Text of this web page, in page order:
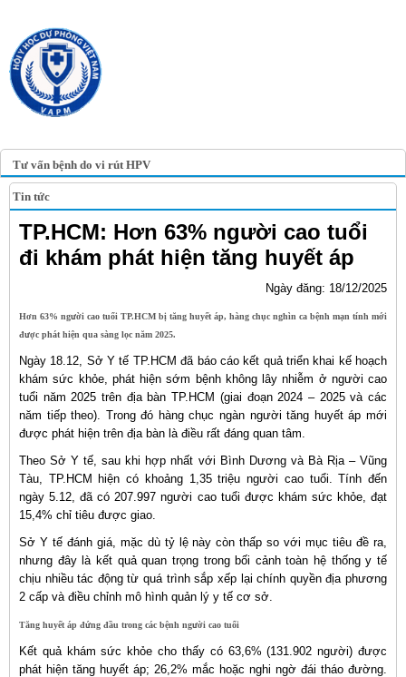
Tư vấn bệnh do vi rút HPV
Tin tức
TP.HCM: Hơn 63% người cao tuổi
đi khám phát hiện tăng huyết áp
Ngày đăng: 18/12/2025
Hơn 63% người cao tuổi TP.HCM bị tăng huyết áp, hàng chục nghìn ca bệnh mạn tính mới
được phát hiện qua sàng lọc năm 2025.
Ngày 18.12, Sở Y tế TP.HCM đã báo cáo kết quả triển khai kế hoạch
khám sức khỏe, phát hiện sớm bệnh không lây nhiễm ở người cao
tuổi năm 2025 trên địa bàn TP.HCM (giai đoạn 2024 – 2025 và các
năm tiếp theo). Trong đó hàng chục ngàn người tăng huyết áp mới
được phát hiện trên địa bàn là điều rất đáng quan tâm.
Theo Sở Y tế, sau khi hợp nhất với Bình Dương và Bà Rịa – Vũng
Tàu, TP.HCM hiện có khoảng 1,35 triệu người cao tuổi. Tính đến
ngày 5.12, đã có 207.997 người cao tuổi được khám sức khỏe, đạt
15,4% chỉ tiêu được giao.
Sở Y tế đánh giá, mặc dù tỷ lệ này còn thấp so với mục tiêu đề ra,
nhưng đây là kết quả quan trọng trong bối cảnh toàn hệ thống y tế
chịu nhiều tác động từ quá trình sắp xếp lại chính quyền địa phương
2 cấp và điều chỉnh mô hình quản lý y tế cơ sở.
Tăng huyết áp đứng đầu trong các bệnh người cao tuổi
Kết quả khám sức khỏe cho thấy có 63,6% (131.902 người) được
phát hiện tăng huyết áp; 26,2% mắc hoặc nghi ngờ đái tháo đường.